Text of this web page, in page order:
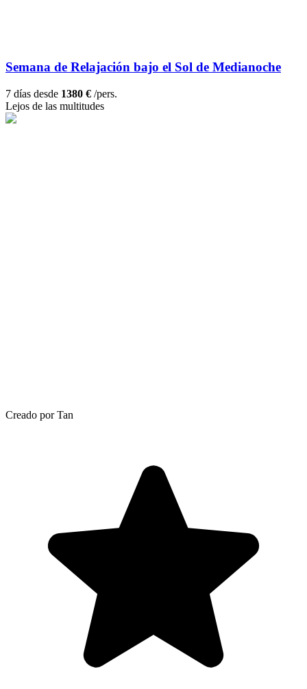
Semana de Relajación bajo el Sol de Medianoche
7 días desde 1380 € /pers.
Lejos de las multitudes
Creado por Tan